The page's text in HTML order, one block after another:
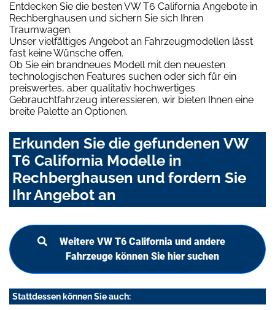
Entdecken Sie die besten VW T6 California Angebote in
Rechberghausen und sichern Sie sich Ihren
Traumwagen.
Unser vielfältiges Angebot an Fahrzeugmodellen lässt
fast keine Wünsche offen.
Ob Sie ein brandneues Modell mit den neuesten
technologischen Features suchen oder sich für ein
preiswertes, aber qualitativ hochwertiges
Gebrauchtfahrzeug interessieren, wir bieten Ihnen eine
breite Palette an Optionen.
Erkunden Sie die gefundenen VW
T6 California Modelle in
Rechberghausen und fordern Sie
Ihr Angebot an
Weitere VW T6 California und andere
Fahrzeuge können Sie hier suchen
Stattdessen können Sie auch: